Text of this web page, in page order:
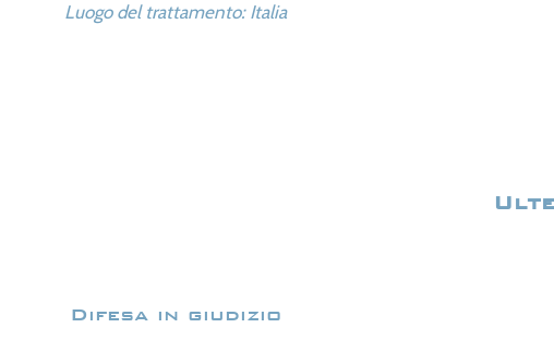
Luogo del trattamento: Italia
Difesa in giudizio